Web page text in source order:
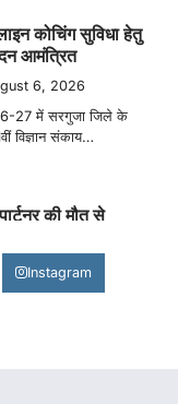
कोचिंग सुविधा हेतु
आमंत्रित
6, 2026
27 में सरगुजा जिले के
विज्ञान संकाय…
की मौत से
6, 2026
सनसनीखेज मामला
Instagram